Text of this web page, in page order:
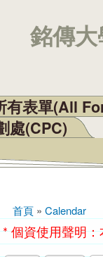
銘傳
有表單(All
處(CPC)
您在這裡
首頁 » Calendar
* 個資使用聲明